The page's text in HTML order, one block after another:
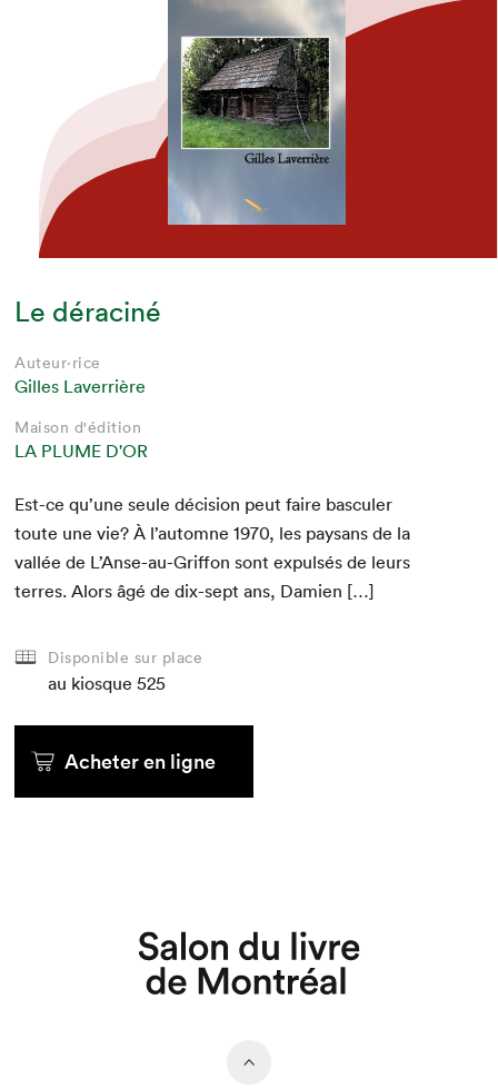
Le déraciné
Auteur·rice
Gilles Laverrière
Maison d'édition
LA PLUME D'OR
Est-ce qu’une seule déci­sion peut faire bas­culer
toute une vie? À l’automne1970, les paysans de la
val­lée de L’Anse-au-Griffon sont expul­sés de leurs
ter­res. Alors âgé de dix-sept ans, Damien […]
Disponible sur place
au kiosque 525
Acheter en ligne